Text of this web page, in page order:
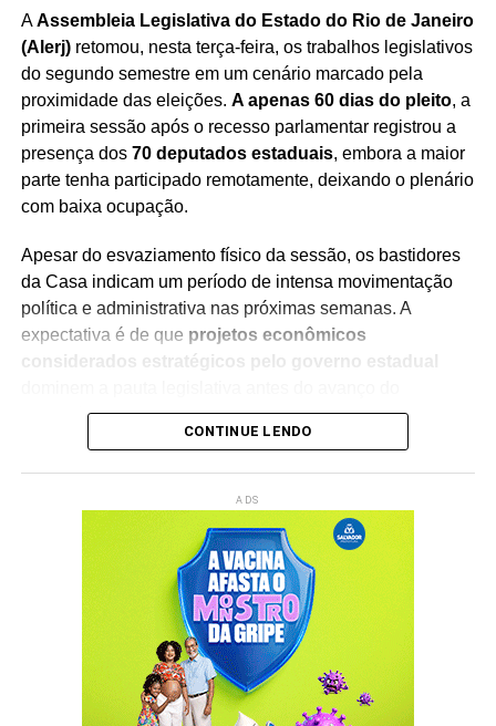
apresentado crescimento consistente no país,
impulsionado por consumidores interessados em hábitos
de vida mais saudáveis.
Com a expansão da produção,
a Danone busca atender à demanda crescente e
consolidar sua liderança em uma categoria que
ganha cada vez mais espaço nas gôndolas e na
preferência dos brasileiros.
Redação Saiba+
AAssembleia Legislativa do Estado do Rio de Janeiro
(Alerj)retomou, nesta terça-feira, os trabalhos legislativos
do segundo semestre em um cenário marcado pela
proximidade das eleições. A apenas 60 dias do pleito, a
primeira sessão após o recesso parlamentar registrou a
presença dos 70 deputados estaduais, embora a maior
parte tenha participado remotamente, deixando o plenário
com baixa ocupação.
Apesar do esvaziamento físico da sessão, os bastidores
da Casa indicam um período de intensa movimentação
política e administrativa nas próximas semanas. A
expectativa é de que projetos econômicos
considerados estratégicos pelo governo estadual
calendário eleitoral.
Transportes do Estado do Rio de Janeiro (Agetransp)
além da disputa pela escolha de um novo integrante do
Tribunal de Contas do Estado do Rio de Janeiro
. Ambos os assuntos são considerados
relevantes para o funcionamento da administração
pública e devem concentrar a atenção dos parlamentares.
O período pré-eleitoral tende a influenciar o ritmo das
CONTINUE LENDO
ADS